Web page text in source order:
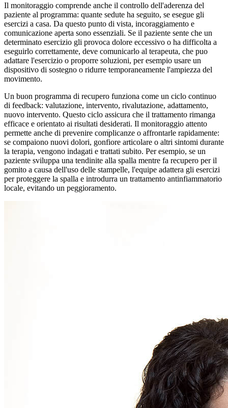
Il monitoraggio comprende anche il controllo dell'aderenza del
paziente al programma: quante sedute ha seguito, se esegue gli
esercizi a casa. Da questo punto di vista, incoraggiamento e
comunicazione aperta sono essenziali. Se il paziente sente che un
determinato esercizio gli provoca dolore eccessivo o ha difficolta a
eseguirlo correttamente, deve comunicarlo al terapeuta, che puo
adattare l'esercizio o proporre soluzioni, per esempio usare un
dispositivo di sostegno o ridurre temporaneamente l'ampiezza del
movimento.
Un buon programma di recupero funziona come un ciclo continuo
di feedback: valutazione, intervento, rivalutazione, adattamento,
nuovo intervento. Questo ciclo assicura che il trattamento rimanga
efficace e orientato ai risultati desiderati. Il monitoraggio attento
permette anche di prevenire complicanze o affrontarle rapidamente:
se compaiono nuovi dolori, gonfiore articolare o altri sintomi durante
la terapia, vengono indagati e trattati subito. Per esempio, se un
paziente sviluppa una tendinite alla spalla mentre fa recupero per il
gomito a causa dell'uso delle stampelle, l'equipe adattera gli esercizi
per proteggere la spalla e introdurra un trattamento antinfiammatorio
locale, evitando un peggioramento.